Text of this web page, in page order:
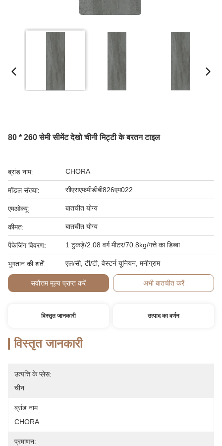
80 * 260 सेमी सीमेंट देखो चीनी मिट्टी के बरतन टाइल
ब्रांड नाम: CHORA
मॉडल संख्या: सीएसएफपीडीबी826एम022
एमओक्यू: बातचीत योग्य
कीमत: बातचीत योग्य
पैकेजिंग विवरण: 1 टुकड़े/2.08 वर्ग मीटर/70.8kg/गत्ते का डिब्बा
भुगतान की शर्तें: एल/सी, टी/टी, वेस्टर्न यूनियन, मनीग्राम
सर्वोत्तम मूल्य प्राप्त करें अभी बातचीत करें
विस्तृत जानकारी उत्पाद का वर्णन
विस्तृत जानकारी
उत्पत्ति के प्लेस:
चीन
ब्रांड नाम:
CHORA
प्रमाणन: